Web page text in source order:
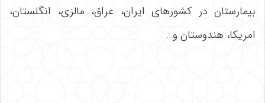
بیمارستان در کشورهای ایران، عراق، مالزی، انگلستان،
امریکا، هندوستان و…